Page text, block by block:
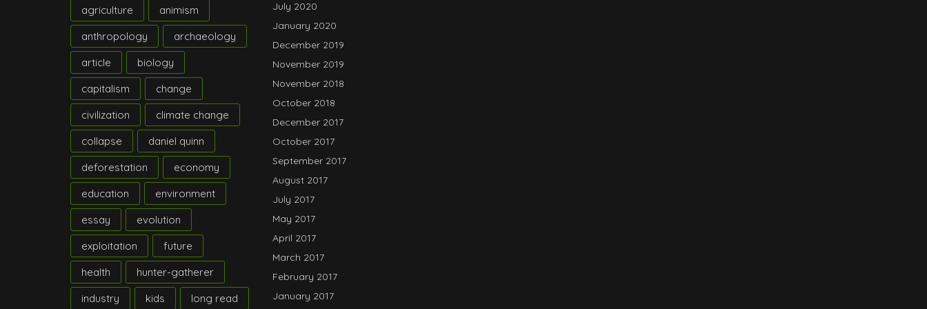
agriculture
animism
anthropology
archaeology
article
biology
capitalism
change
civilization
climate change
collapse
daniel quinn
deforestation
economy
education
environment
essay
evolution
exploitation
future
health
hunter-gatherer
industry
kids long read
July 2020
January 2020
December 2019
November 2019
November 2018
October 2018
December 2017
October 2017
September 2017
August 2017
July 2017
May 2017
April 2017
March 2017
February 2017
January 2017